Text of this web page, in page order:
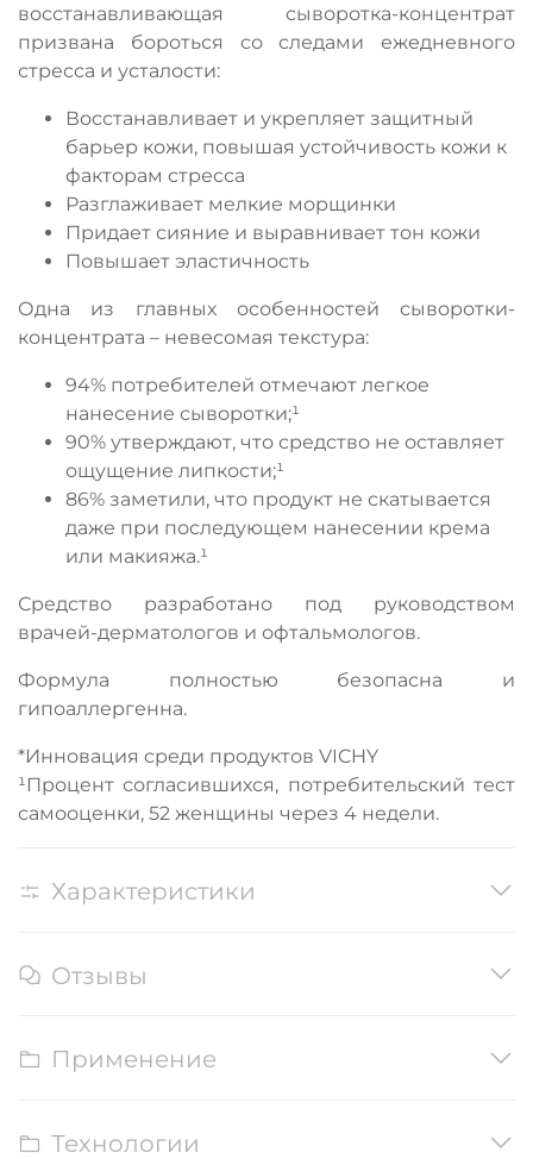
восстанавливающая сыворотка-концентрат
призвана бороться со следами ежедневного
стресса и усталости:
Восстанавливает и укрепляет защитный
барьер кожи, повышая устойчивость кожи к
факторам стресса
Разглаживает мелкие морщинки
Придает сияние и выравнивает тон кожи
Повышает эластичность
Одна из главных особенностей сыворотки-
концентрата – невесомая текстура:
94% потребителей отмечают легкое
нанесение сыворотки;¹
90% утверждают, что средство не оставляет
ощущение липкости;¹
86% заметили, что продукт не скатывается
даже при последующем нанесении крема
или макияжа.¹
Средство разработано под руководством
врачей-дерматологов и офтальмологов.
Формула полностью безопасна и
гипоаллергенна.
*Инновация среди продуктов VICHY
¹Процент согласившихся, потребительский тест
самооценки, 52 женщины через 4 недели.
Характеристики
Отзывы
Применение
Технологии